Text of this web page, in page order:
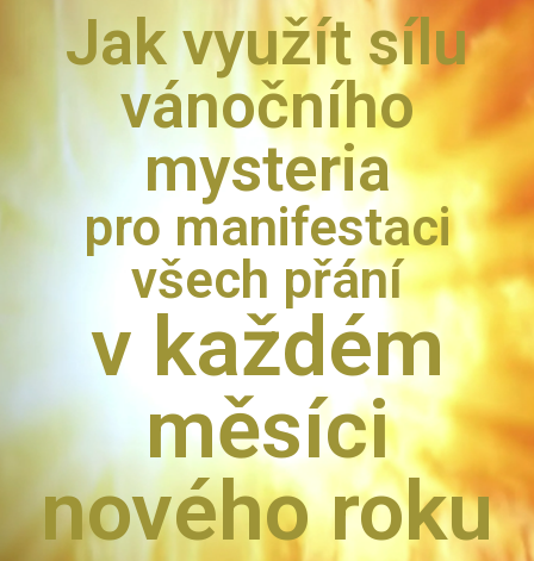
Jak využít sílu
vánočního
mysteria
pro manifestaci
všech přání
v každém
měsíci
nového roku